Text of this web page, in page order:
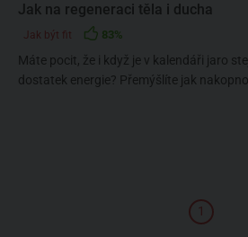
Jak na regeneraci těla i ducha
Jak být fit 83%
Máte pocit, že i když je v kalendáři jaro
dostatek energie? Přemýšlíte jak
1